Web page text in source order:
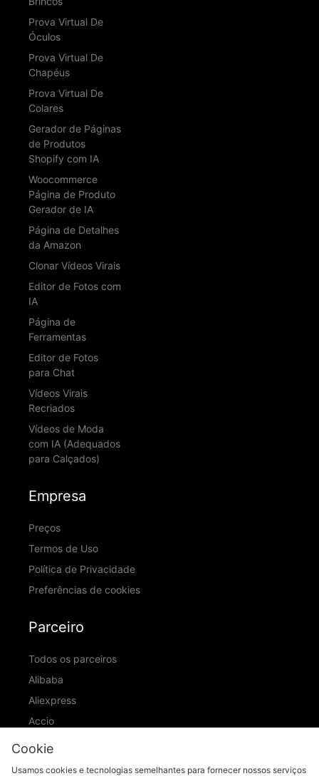
Prova Virtual De
Óculos
Prova Virtual De
Chapéus
Prova Virtual De
Colares
Gerador de Páginas
de Produtos
Shopify com IA
Woocommerce
Página de Produto
Gerador de IA
Página de Detalhes
da Amazon
Clonar Vídeos Virais
Editor de Fotos com
IA
Página de
Ferramentas
Editor de Fotos
para Chat
Vídeos Virais
Recriados
Vídeos de Moda
com IA (Adequados
para Calçados)
Empresa
Preços
Termos de Uso
Política de Privacidade
Preferências de cookies
Parceiro
Todos os parceiros
Alibaba
Aliexpress
Accio
ID Ranking
Cookie
Usamos cookies e tecnologias semelhantes para fornecer nossos serviços